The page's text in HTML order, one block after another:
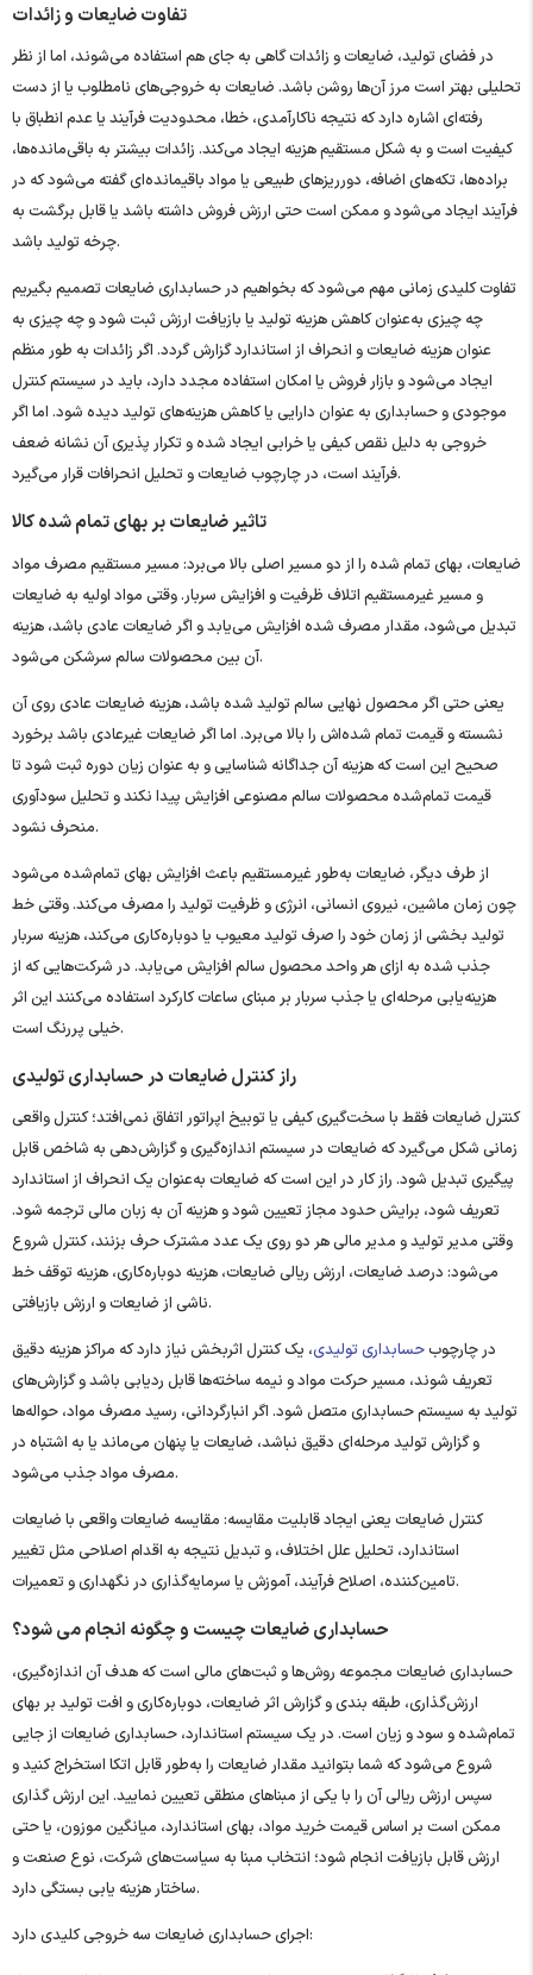
تفاوت ضایعات و زائدات
در فضای تولید، ضایعات و زائدات گاهی به ‌جای هم استفاده می‌شوند، اما از نظر
تحلیلی بهتر است مرز آن‌ها روشن باشد. ضایعات به خروجی‌های نامطلوب یا از دست
‌رفته‌ای اشاره دارد که نتیجه ناکارآمدی، خطا، محدودیت فرآیند یا عدم انطباق با
کیفیت است و به شکل مستقیم هزینه ایجاد می‌کند. زائدات بیشتر به باقی‌مانده‌ها،
براده‌ها، تکه‌های اضافه، دورریزهای طبیعی یا مواد باقیمانده‌ای گفته می‌شود که در
فرآیند ایجاد می‌شود و ممکن است حتی ارزش فروش داشته باشد یا قابل برگشت به
چرخه تولید باشد.
تفاوت کلیدی زمانی مهم می‌شود که بخواهیم در حسابداری ضایعات تصمیم بگیریم
چه چیزی به‌عنوان کاهش هزینه تولید یا بازیافت ارزش ثبت شود و چه چیزی به
‌عنوان هزینه ضایعات و انحراف از استاندارد گزارش گردد. اگر زائدات به ‌طور منظم
ایجاد می‌شود و بازار فروش یا امکان استفاده مجدد دارد، باید در سیستم کنترل
موجودی و حسابداری به ‌عنوان دارایی یا کاهش هزینه‌های تولید دیده شود. اما اگر
خروجی به دلیل نقص کیفی یا خرابی ایجاد شده و تکرار پذیری آن نشانه ضعف
فرآیند است، در چارچوب ضایعات و تحلیل انحرافات قرار می‌گیرد.
تاثیر ضایعات بر بهای تمام شده کالا
ضایعات، بهای تمام‌ شده را از دو مسیر اصلی بالا می‌برد: مسیر مستقیم مصرف مواد
و مسیر غیرمستقیم اتلاف ظرفیت و افزایش سربار. وقتی مواد اولیه به ضایعات
تبدیل می‌شود، مقدار مصرف ‌شده افزایش می‌یابد و اگر ضایعات عادی باشد، هزینه
آن بین محصولات سالم سرشکن می‌شود.
یعنی حتی اگر محصول نهایی سالم تولید شده باشد، هزینه ضایعات عادی روی آن
نشسته و قیمت تمام‌ شده‌اش را بالا می‌برد. اما اگر ضایعات غیرعادی باشد برخورد
صحیح این است که هزینه آن جداگانه شناسایی و به ‌عنوان زیان دوره ثبت شود تا
قیمت تمام‌شده محصولات سالم مصنوعی افزایش پیدا نکند و تحلیل سودآوری
منحرف نشود.
از طرف دیگر، ضایعات به‌طور غیرمستقیم باعث افزایش بهای تمام‌شده می‌شود
چون زمان ماشین، نیروی انسانی، انرژی و ظرفیت تولید را مصرف می‌کند. وقتی خط
تولید بخشی از زمان خود را صرف تولید معیوب یا دوباره‌کاری می‌کند، هزینه سربار
جذب ‌شده به ازای هر واحد محصول سالم افزایش می‌یابد. در شرکت‌هایی که از
هزینه‌یابی مرحله‌ای یا جذب سربار بر مبنای ساعات کارکرد استفاده می‌کنند این اثر
خیلی پررنگ است.
راز کنترل ضایعات در حسابداری تولیدی
کنترل ضایعات فقط با سخت‌گیری کیفی یا توبیخ اپراتور اتفاق نمی‌افتد؛ کنترل واقعی
زمانی شکل می‌گیرد که ضایعات در سیستم اندازه‌گیری و گزارش‌دهی به شاخص قابل
پیگیری تبدیل شود. راز کار در این است که ضایعات به‌عنوان یک انحراف از استاندارد
تعریف شود، برایش حدود مجاز تعیین شود و هزینه آن به زبان مالی ترجمه شود.
وقتی مدیر تولید و مدیر مالی هر دو روی یک عدد مشترک حرف بزنند، کنترل شروع
می‌شود: درصد ضایعات، ارزش ریالی ضایعات، هزینه دوباره‌کاری، هزینه توقف خط
ناشی از ضایعات و ارزش بازیافتی.
در چارچوبحسابداری تولیدی، یک کنترل اثربخش نیاز دارد که مراکز هزینه دقیق
تعریف شوند، مسیر حرکت مواد و نیمه ‌ساخته‌ها قابل ردیابی باشد و گزارش‌های
تولید به سیستم حسابداری متصل شود. اگر انبارگردانی، رسید مصرف مواد، حواله‌ها
و گزارش تولید مرحله‌ای دقیق نباشد، ضایعات یا پنهان می‌ماند یا به اشتباه در
مصرف مواد جذب می‌شود.
کنترل ضایعات یعنی ایجاد قابلیت مقایسه: مقایسه ضایعات واقعی با ضایعات
استاندارد، تحلیل علل اختلاف، و تبدیل نتیجه به اقدام اصلاحی مثل تغییر
تامین‌کننده، اصلاح فرآیند، آموزش یا سرمایه‌گذاری در نگهداری و تعمیرات.
حسابداری ضایعات چیست و چگونه انجام می شود؟
حسابداری ضایعات مجموعه روش‌ها و ثبت‌های مالی است که هدف آن اندازه‌گیری،
ارزش‌گذاری، طبقه ‌بندی و گزارش اثر ضایعات، دوباره‌کاری و افت تولید بر بهای
تمام‌شده و سود و زیان است. در یک سیستم استاندارد، حسابداری ضایعات از جایی
شروع می‌شود که شما بتوانید مقدار ضایعات را به‌طور قابل اتکا استخراج کنید و
سپس ارزش ریالی آن را با یکی از مبناهای منطقی تعیین نمایید. این ارزش ‌گذاری
ممکن است بر اساس قیمت خرید مواد، بهای استاندارد، میانگین موزون، یا حتی
ارزش قابل بازیافت انجام شود؛ انتخاب مبنا به سیاست‌های شرکت، نوع صنعت و
ساختار هزینه ‌یابی بستگی دارد.
اجرای حسابداری ضایعات سه خروجی کلیدی دارد: